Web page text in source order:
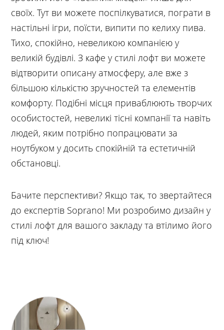
своїх. Тут ви можете поспілкуватися, пограти в
настільні ігри, поїсти, випити по келиху пива.
Тихо, спокійно, невеликою компанією у
великій будівлі. З кафе у стилі лофт ви можете
відтворити описану атмосферу, але вже з
більшою кількістю зручностей та елементів
комфорту. Подібні місця приваблюють творчих
особистостей, невеликі тісні компанії та навіть
людей, яким потрібно попрацювати за
ноутбуком у досить спокійній та естетичній
обстановці.
Бачите перспективи? Якщо так, то звертайтеся
до експертів Soprano! Ми розробимо дизайн у
стилі лофт для вашого закладу та втілимо його
під ключ!